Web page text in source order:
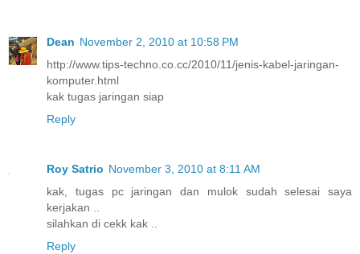
Dean November 2, 2010 at 10:58 PM
http://www.tips-techno.co.cc/2010/11/jenis-kabel-jaringan-
komputer.html
kak tugas jaringan siap
Reply
Roy Satrio November 3, 2010 at 8:11 AM
kak, tugas pc jaringan dan mulok sudah selesai saya
kerjakan ..
silahkan di cekk kak ..
Reply